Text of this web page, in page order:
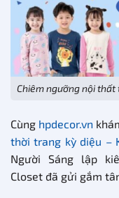
Chiêm ngưỡng nội thất
Cùng hpdecor.vn
thời trang kỳ diệu –
Người Sáng lập
Closet đã gửi gắm